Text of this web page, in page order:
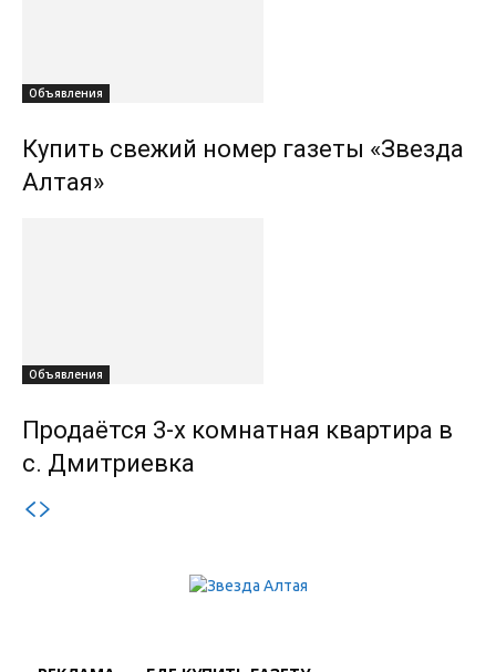
Объявления
Купить свежий номер газеты «Звезда
Алтая»
Объявления
Продаётся 3-х комнатная квартира в
с. Дмитриевка